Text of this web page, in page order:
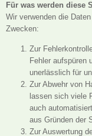
Für was werden diese
Wir verwenden die
Zwecken:
Zur
Fehler aufspüren
unerlässlich für
Zur Abwehr von
lassen sich viele
auch
aus Gründen der
Zur Auswertung